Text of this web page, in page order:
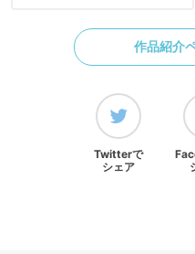
作品紹介
Twitterで
シェア